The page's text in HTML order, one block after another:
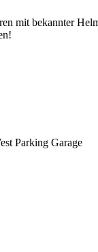
mit bekannter
Parking Garage